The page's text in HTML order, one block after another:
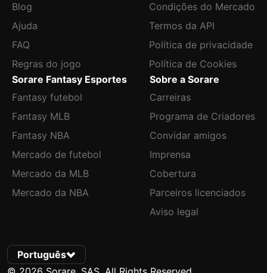
Blog
Ajuda
FAQ
Regras do jogo
Condições do Mercado
Termos da API
Política de privacidade
Política de Cookies
Sorare Fantasy Esportes
Fantasy futebol
Fantasy MLB
Fantasy NBA
Mercado de futebol
Mercado da MLB
Mercado da NBA
Sobre a Sorare
Carreiras
Programa de Criadores
Convidar amigos
Imprensa
Cobertura
Parceiros licenciados
Aviso legal
Português